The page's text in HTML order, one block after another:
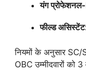
यंग
फील्ड
नियमों के अनुसार SC/
OBC उम्मीदवारों को